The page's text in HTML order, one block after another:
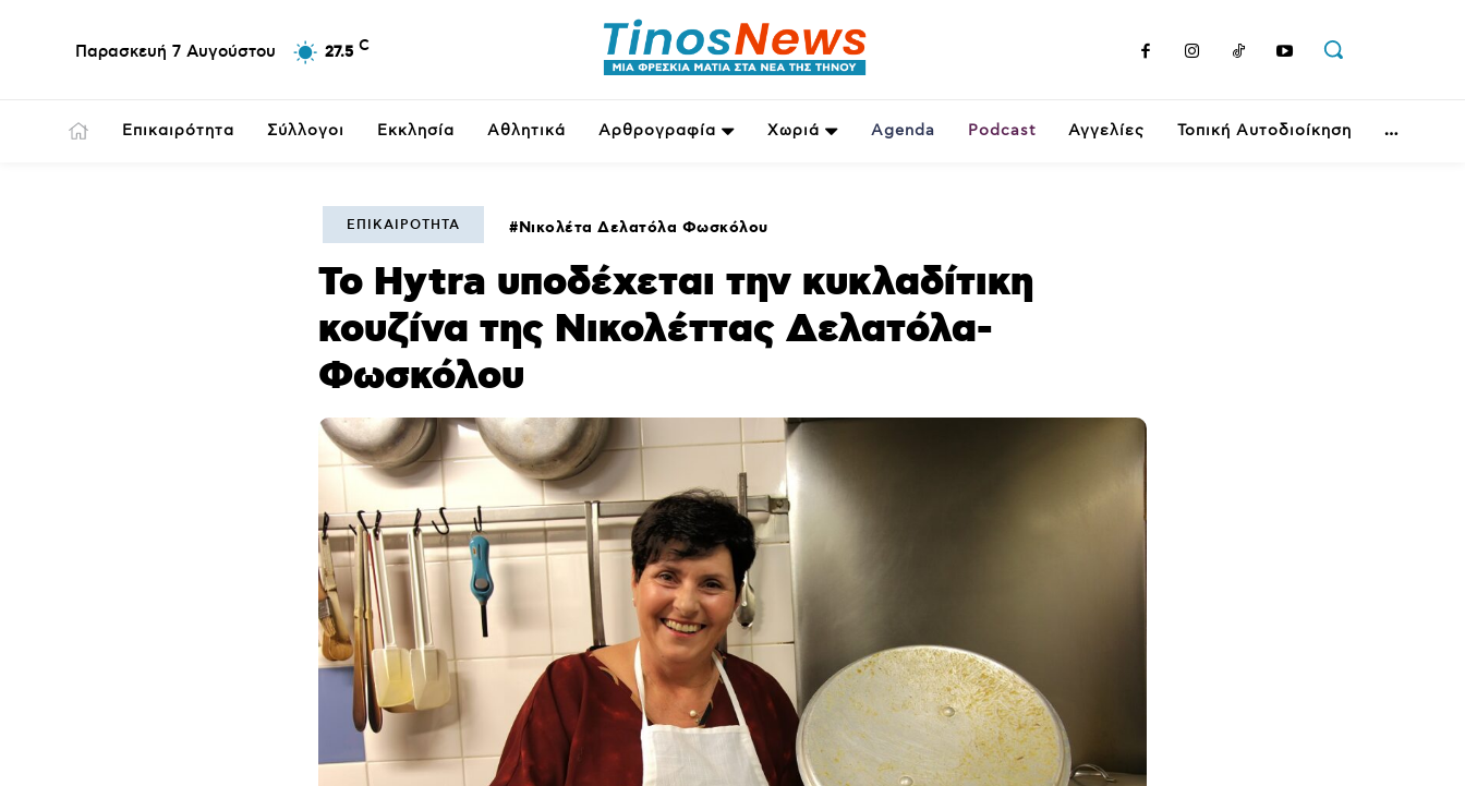
Παρασκευή 7 Αυγούστου 27.5 C
Επικαιρότητα Σύλλογοι Εκκλησία Αθλητικά Αρθρογραφία Χωριά Agenda Podcast Αγγελίες Τοπική Αυτοδιοίκηση
ΕΠΙΚΑΙΡΌΤΗΤΑ Νικολέτα Δελατόλα Φωσκόλου
Το Hytra υποδέχεται την κυκλαδίτικη
κουζίνα της Νικολέττας Δελατόλα-
Φωσκόλου